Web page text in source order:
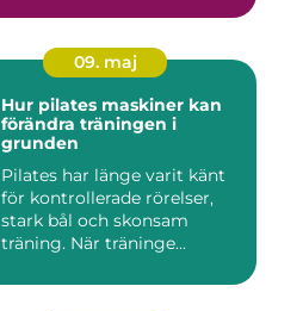
09. maj
Hur pilates maskiner kan
förändra träningen i
grunden
Pilates har länge varit känt
för kontrollerade rörelser,
stark bål och skonsam
träning. När träninge...